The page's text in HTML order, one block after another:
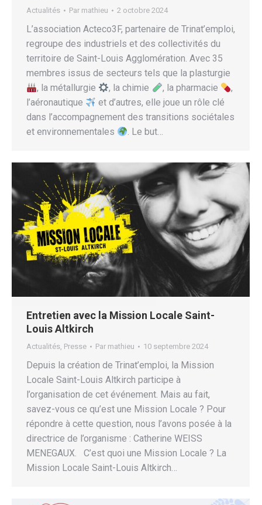
Actualités Par mathieu 2 octobre 2024
L’association Acteco3F, partenaire de Trinat’emploi,
regroupe des industriels et des collectivités du
territoire de Saint-Louis Agglomération. Avec 35
membres issus de secteurs tels que la plasturgie
, la métallurgie
, la chimie , la pharmacie
,
l’aéronautique
et d’autres, elle joue un rôle clé
dans l’accompagnement des transitions sociétales
et environnementales
. Le but…
Entretien avec la Mission Locale Saint-
Louis Altkirch
Actualités, Presse Par mathieu 10 septembre 2024
Depuis la création de Trinat’emploi, la Mission
Locale Saint-Louis Altkirch participe à
l’organisation de cet événement. Mais au fait,
savez-vous ce qu’est une Mission Locale ? Pour
répondre à cette question, nous l’avons posée à la
directrice de l’organisme : Catherine WEISS
MENEGAUX. C’est quoi une Mission Locale ? La
Mission Locale Saint-Louis Altkirch…